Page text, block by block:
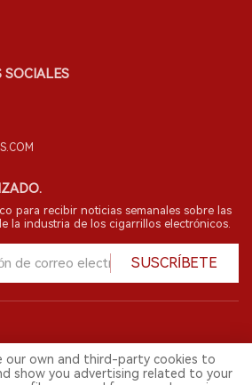
SOCIALES
para recibir noticias semanales sobre las
la industria de los cigarrillos electrónicos.
SUSCRÍBETE
Technology Co.,Ltd. Todos los derechos
our own and third-party cookies to
show you advertising related to your